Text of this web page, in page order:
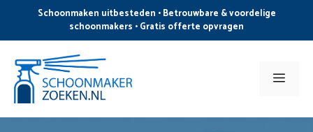
de
inhoud
Schoonmaken uitbesteden • Betrouwbare & voordelige
schoonmakers • Gratis offerte opvragen
Menu